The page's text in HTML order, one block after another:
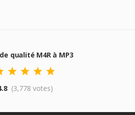
qualité M4R à MP3
(3,778 votes)